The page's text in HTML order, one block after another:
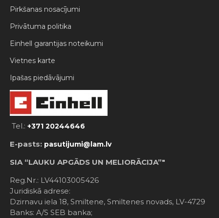
Pirkšanas nosacījumi
Privātuma politika
Einhell garantijas noteikumi
Vietnes karte
Ipašas piedāvājumi
Tel.: +371 20244646
E-pasts: pasutijumi@lam.lv
SIA “LAUKU APGĀDS UN MELIORĀCIJA”"
Reg.Nr.: LV44103005426
Juridiskā adrese:
Dzirnavu iela 18, Smiltene, Smiltenes novads, LV-4729
Banks: A/S SEB banka;